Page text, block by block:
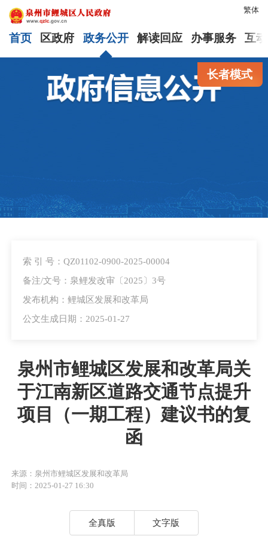
繁体
首页 区政府 政务公开 解读回应 办事服务 互
长者模式
索 引 号：QZ01102-0900-2025-00004
备注/文号：泉鲤发改审〔2025〕3号
发布机构：鲤城区发展和改革局
公文生成日期：2025-01-27
泉州市鲤城区发展和改革局关
于江南新区道路交通节点提升
项目（一期工程）建议书的复
函
来源：泉州市鲤城区发展和改革局
时间：2025-01-27 16:30
全真版 文字版